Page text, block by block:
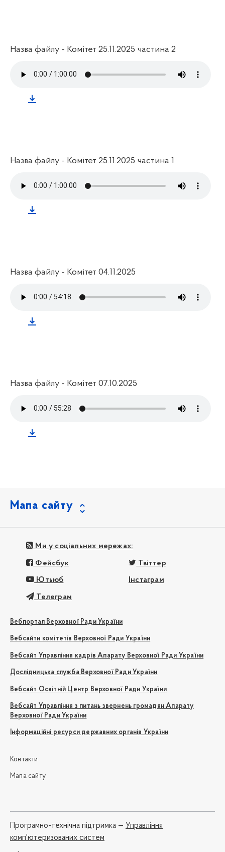
Назва файлу - Комітет 25.11.2025 частина 2
Назва файлу - Комітет 25.11.2025 частина 1
Назва файлу - Комітет 04.11.2025
Назва файлу - Комітет 07.10.2025
Мапа сайту
Ми у соціальних мережах:
Фейсбук Твіттер
Ютьюб Інстаграм
Телеграм
Вебпортал Верховної Ради України
Вебсайти комітетів Верховної Ради України
Вебсайт Управління кадрів Апарату Верховної Ради України
Дослідницька служба Верховної Ради України
Вебсайт Освітній Центр Верховної Ради України
Вебсайт Управління з питань звернень громадян Апарату
Верховної Ради України
Інформаційні ресурси державних органів України
Контакти
Мапа сайту
Програмно-технічна підтримка — Управління
комп'ютеризованих систем